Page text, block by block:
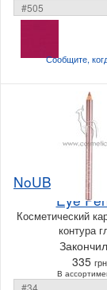
Сообщите,
NoUBA Kajal
Eye
Косметический
контура
335 грн
В